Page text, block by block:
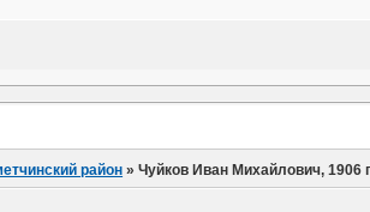
район »Чуйков Иван Михайлович, 1906